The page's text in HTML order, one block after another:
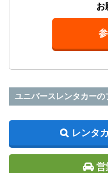
お
ユニバースレンタカー
レンタ
営